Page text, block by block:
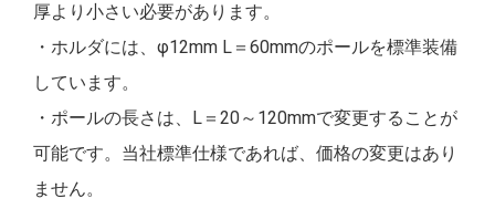
厚より小さい必要があります。
・ホルダには、φ12mm L＝60mmのポールを標準装備
しています。
・ポールの長さは、L＝20～120mmで変更することが
可能です。当社標準仕様であれば、価格の変更はあり
ません。